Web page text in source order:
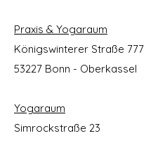
Praxis & Yogaraum
Königswinterer Straße 777
53227 Bonn - Oberkassel
Yogaraum
Simrockstraße 23